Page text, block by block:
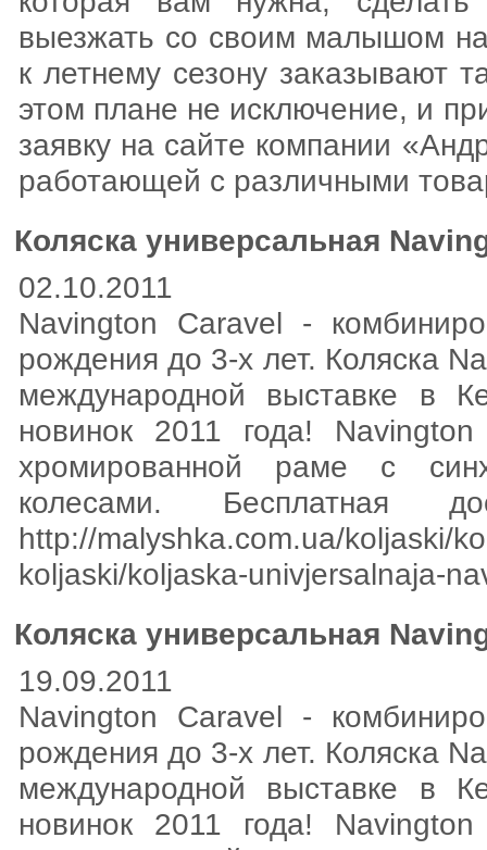
выезжать со своим малышом
к летнему сезону заказывают
этом плане не исключение, и
заявку на сайте компании
работающей с различными
Коляска универсальная
02.10.2011
Navington Caravel -
рождения до 3-х лет. Коляска
международной выставке в
новинок 2011 года!
хромированной раме с
колесами. Бесплатная
http://malyshka.com.ua/koljaski/
koljaski/koljaska-univjersalnaja-
Коляска универсальная
19.09.2011
Navington Caravel -
рождения до 3-х лет. Коляска
международной выставке в
новинок 2011 года!